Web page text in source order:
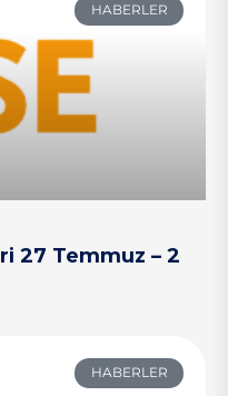
HABERLER
27 Temmuz – 2
HABERLER